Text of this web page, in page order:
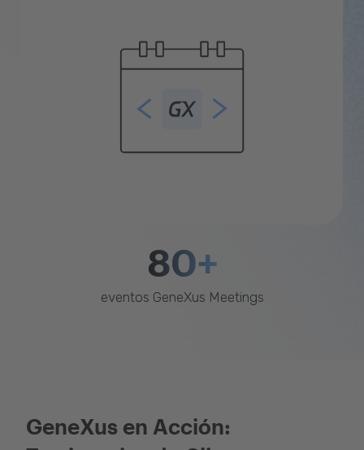
80+
eventos GeneXus Meetings
GeneXus en Acción: